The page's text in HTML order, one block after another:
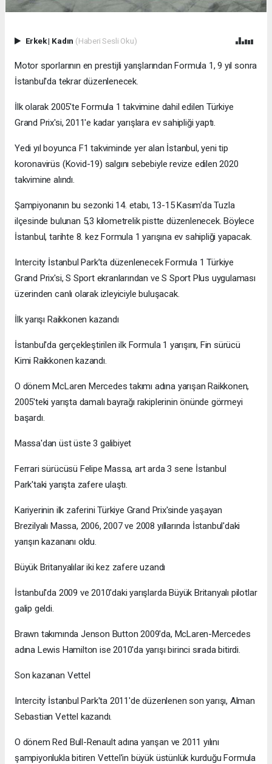
Erkek| Kadın (Haberi Sesli Oku)
Motor sporlarının en prestijli yarışlarından Formula 1, 9 yıl sonra
İstanbul'da tekrar düzenlenecek.
İlk olarak 2005'te Formula 1 takvimine dahil edilen Türkiye
Grand Prix'si, 2011'e kadar yarışlara ev sahipliği yaptı.
Yedi yıl boyunca F1 takviminde yer alan İstanbul, yeni tip
koronavirüs (Kovid-19) salgını sebebiyle revize edilen 2020
takvimine alındı.
Şampiyonanın bu sezonki 14. etabı, 13-15 Kasım'da Tuzla
ilçesinde bulunan 5,3 kilometrelik pistte düzenlenecek. Böylece
İstanbul, tarihte 8. kez Formula 1 yarışına ev sahipliği yapacak.
Intercity İstanbul Park’ta düzenlenecek Formula 1 Türkiye
Grand Prix'si, S Sport ekranlarından ve S Sport Plus uygulaması
üzerinden canlı olarak izleyiciyle buluşacak.
İlk yarışı Raikkonen kazandı
İstanbul'da gerçekleştirilen ilk Formula 1 yarışını, Fin sürücü
Kimi Raikkonen kazandı.
O dönem McLaren Mercedes takımı adına yarışan Raikkonen,
2005'teki yarışta damalı bayrağı rakiplerinin önünde görmeyi
başardı.
Massa'dan üst üste 3 galibiyet
Ferrari sürücüsü Felipe Massa, art arda 3 sene İstanbul
Park'taki yarışta zafere ulaştı.
Kariyerinin ilk zaferini Türkiye Grand Prix'sinde yaşayan
Brezilyalı Massa, 2006, 2007 ve 2008 yıllarında İstanbul'daki
yarışın kazananı oldu.
Büyük Britanyalılar iki kez zafere uzandı
İstanbul'da 2009 ve 2010'daki yarışlarda Büyük Britanyalı pilotlar
galip geldi.
Brawn takımında Jenson Button 2009'da, McLaren-Mercedes
adına Lewis Hamilton ise 2010'da yarışı birinci sırada bitirdi.
Son kazanan Vettel
Intercity İstanbul Park'ta 2011'de düzenlenen son yarışı, Alman
Sebastian Vettel kazandı.
O dönem Red Bull-Renault adına yarışan ve 2011 yılını
şampiyonlukla bitiren Vettel'in büyük üstünlük kurduğu Formula